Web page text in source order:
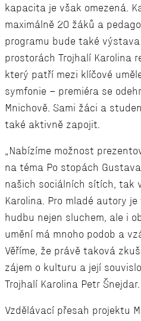
kapacita je však omezená.
maximálně 20 žáků a
programu bude také
prostorách Trojhalí Karolina
který patří mezi klíčové
symfonie – premiéra se
Mnichově. Sami žáci a
také aktivně zapojit.
„Nabízíme možnost
na téma Po stopách
našich sociálních sítích, tak
Karolina. Pro mladé autory
hudbu nejen sluchem, ale i
umění má mnoho podob a
Věříme, že právě taková
zájem o kulturu a její
Trojhalí Karolina Petr Šnejdar.
Vzdělávací přesah projektu